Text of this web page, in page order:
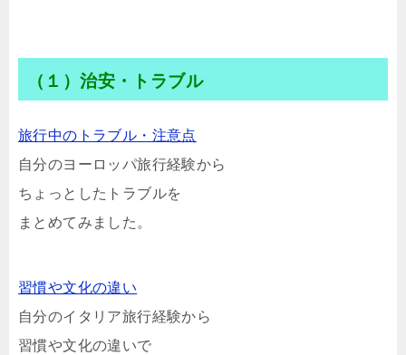
（１）治安・トラブル
旅行中のトラブル・注意点
自分のヨーロッパ旅行経験から
ちょっとしたトラブルを
まとめてみました。
習慣や文化の違い
自分のイタリア旅行経験から
習慣や文化の違いで